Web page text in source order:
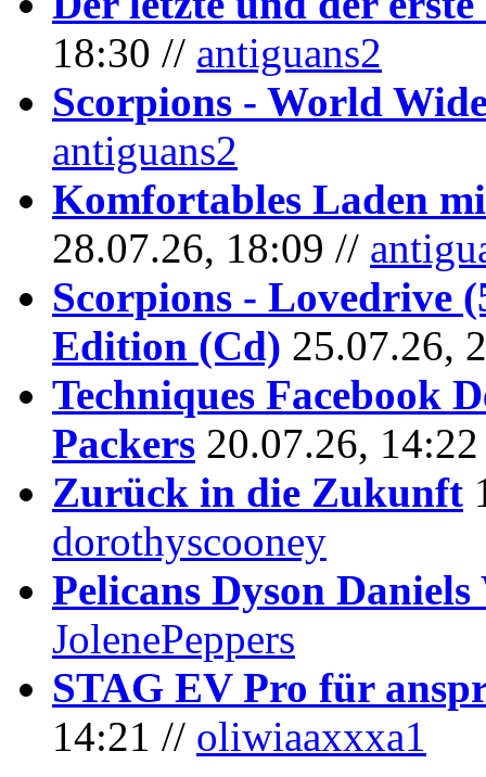
18:30 // antiguans2
Scorpions - World
antiguans2
Komfortables Laden
28.07.26, 18:09 //
Scorpions - Lovedrive
Edition (Cd) 25.07.26,
Techniques Facebook
Packers 20.07.26,
Zurück in die Zukunft
dorothyscooney
Pelicans Dyson
JolenePeppers
STAG EV Pro für
14:21 // oliwiaaxxxa1